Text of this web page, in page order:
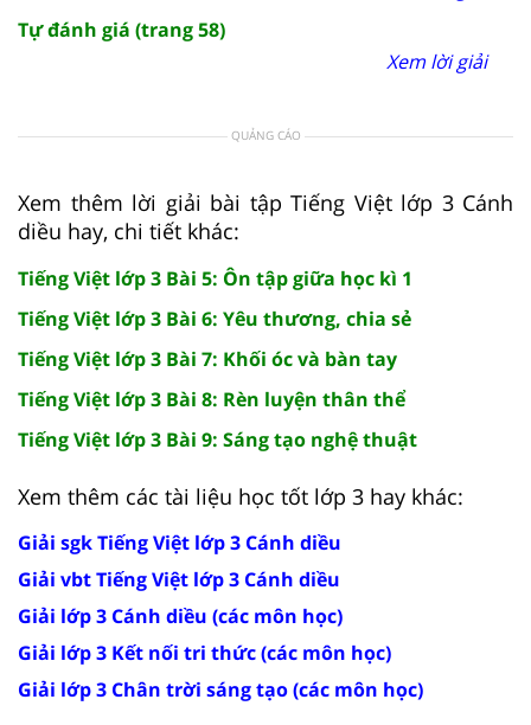
Tự đánh giá (trang 58)
Xem lời giải
QUẢNG CÁO
Xem thêm lời giải bài tập Tiếng Việt lớp 3 Cánh
diều hay, chi tiết khác:
Tiếng Việt lớp 3 Bài 5: Ôn tập giữa học kì 1
Tiếng Việt lớp 3 Bài 6: Yêu thương, chia sẻ
Tiếng Việt lớp 3 Bài 7: Khối óc và bàn tay
Tiếng Việt lớp 3 Bài 8: Rèn luyện thân thể
Tiếng Việt lớp 3 Bài 9: Sáng tạo nghệ thuật
Xem thêm các tài liệu học tốt lớp 3 hay khác:
Giải sgk Tiếng Việt lớp 3 Cánh diều
Giải vbt Tiếng Việt lớp 3 Cánh diều
Giải lớp 3 Cánh diều (các môn học)
Giải lớp 3 Kết nối tri thức (các môn học)
Giải lớp 3 Chân trời sáng tạo (các môn học)